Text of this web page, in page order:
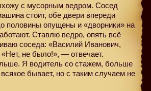
с мусорным ведром. Сосед
стоит, обе двери впереди
половины опущены и «дворники» на
Ставлю ведро, опять всё
соседа: «Василий Иванович,
«Нет, не было!», — отвечает.
Я водитель со стажем, больше
бывает, но с таким случаем не